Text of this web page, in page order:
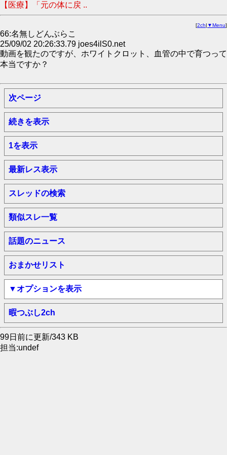
【医療】「元の体に戻 ..
[2ch| ▼Menu]
66:名無しどんぶらこ
25/09/02 20:26:33.79 joes4ilS0.net
動画を観たのですが、ホワイトクロット、血管の中で育つって
本当ですか？
次ページ
続きを表示
1を表示
最新レス表示
スレッドの検索
類似スレ一覧
話題のニュース
おまかせリスト
▼オプションを表示
暇つぶし2ch
99日前に更新/343 KB
担当:undef